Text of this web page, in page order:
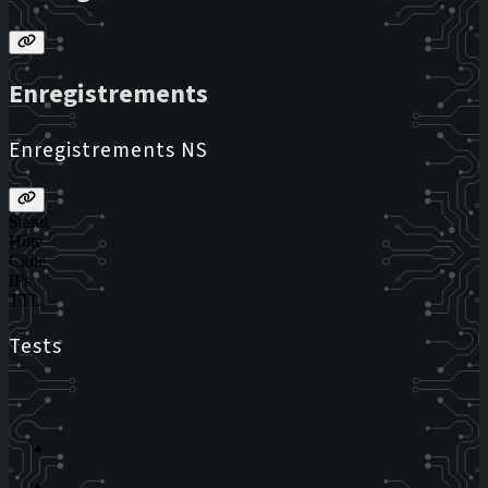
Enregistrements
Enregistrements NS
Statut
Hôte
Cible
IPs
TTL
Tests